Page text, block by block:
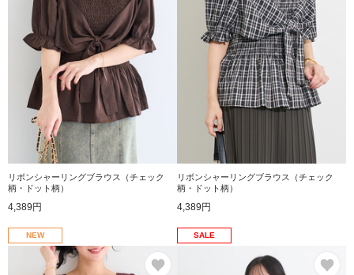
リボンシャーリングブラウス（チェック
柄・ドット柄）
4,389円
リボンシャーリングブラウス（チェック
柄・ドット柄）
4,389円
NEW SALE